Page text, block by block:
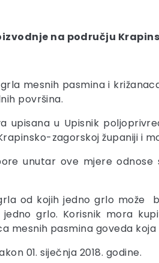
na području
mesnih pasmina i
površina.
upisana u Upisnik
zagorskoj županiji i
unutar ove mjere
od kojih jedno grlo
grlo. Korisnik mora
mesnih pasmina goveda
01. siječnja 2018. godine.